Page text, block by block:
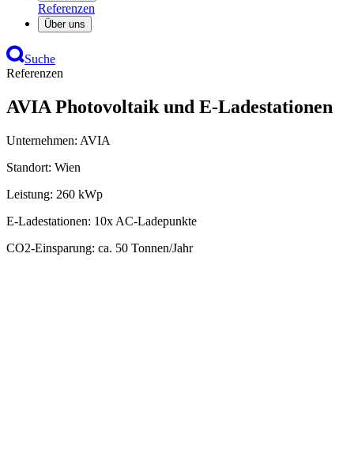
Referenzen
Über uns
Suche
Referenzen
AVIA Photovoltaik und E-Ladestationen
Unternehmen: AVIA
Standort: Wien
Leistung: 260 kWp
E-Ladestationen: 10x AC-Ladepunkte
CO2-Einsparung: ca. 50 Tonnen/Jahr